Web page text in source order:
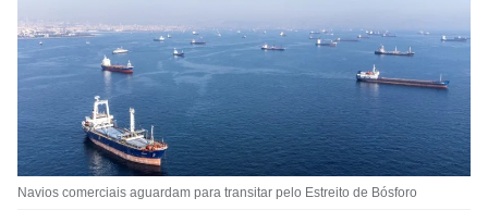
Navios comerciais aguardam para transitar pelo Estreito de Bósforo